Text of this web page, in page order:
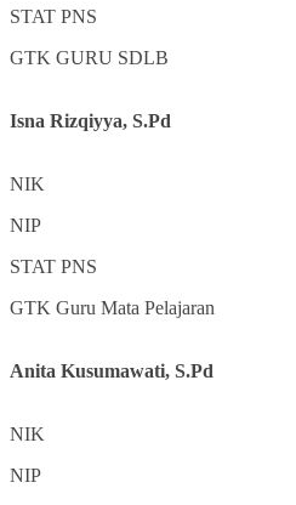
STAT PNS
GTK GURU SDLB
Isna Rizqiyya, S.Pd
NIK
NIP
STAT PNS
GTK Guru Mata Pelajaran
Anita Kusumawati, S.Pd
NIK
NIP